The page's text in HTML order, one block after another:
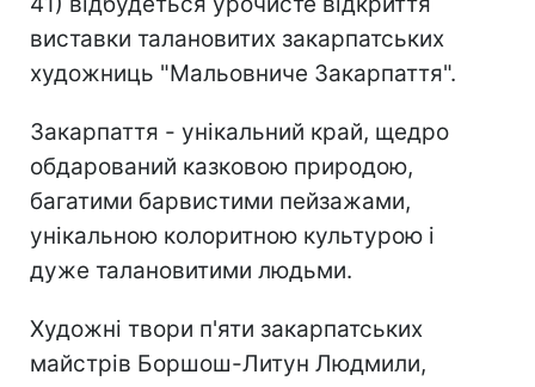
виставки талановитих закарпатських
художниць "Мальовниче Закарпаття".
Закарпаття - унікальний край, щедро
обдарований казковою природою,
багатими барвистими пейзажами,
унікальною колоритною культурою і
дуже талановитими людьми.
Художні твори п'яти закарпатських
майстрів Боршош-Литун Людмили,